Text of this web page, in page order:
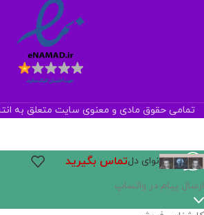
تمامی حقوق مادی و معنوی سایت متعلق به
نوای دلتماس بگیرید
ارسال پیام در واتساپ